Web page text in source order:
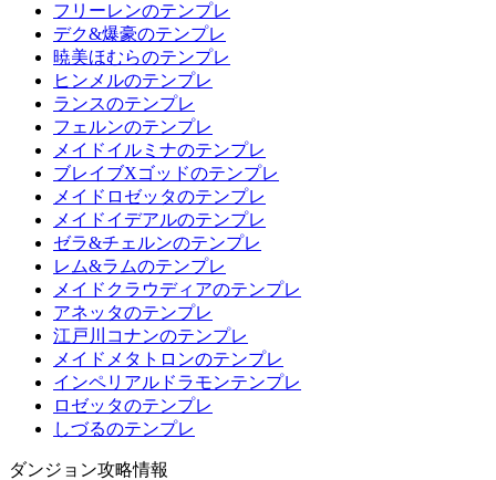
フリーレンのテンプレ
デク&爆豪のテンプレ
暁美ほむらのテンプレ
ヒンメルのテンプレ
ランスのテンプレ
フェルンのテンプレ
メイドイルミナのテンプレ
ブレイブXゴッドのテンプレ
メイドロゼッタのテンプレ
メイドイデアルのテンプレ
ゼラ&チェルンのテンプレ
レム&ラムのテンプレ
メイドクラウディアのテンプレ
アネッタのテンプレ
江戸川コナンのテンプレ
メイドメタトロンのテンプレ
インペリアルドラモンテンプレ
ロゼッタのテンプレ
しづるのテンプレ
ダンジョン攻略情報